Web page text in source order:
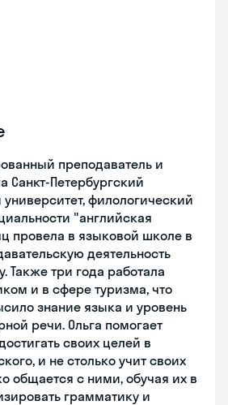
преподаватель и
Санкт-Петербургский
филологический
"английская
провела в языковой школе в
деятельность
Также три года работала
и в сфере туризма, что
знание языка и уровень
речи. Ольга помогает
своих целей в
и не столько учит своих
общается с ними, обучая их в
грамматику и